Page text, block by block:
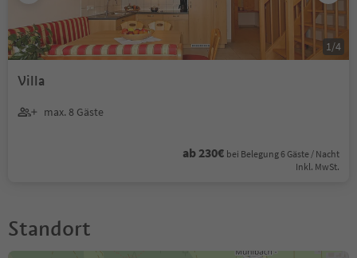
Villa
max. 8 Gäste
ab 230€ bei Belegung 6 Gäste / Nacht
Inkl. MwSt.
1 /4
Standort